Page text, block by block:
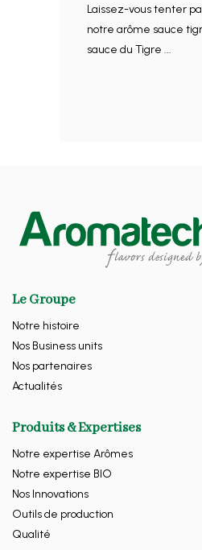
Laissez-vous tenter
notre arôme sauce
sauce du Tigre ...
Le Groupe
Notre histoire
Nos Business units
Nos partenaires
Actualités
Produits & Expertises
Notre expertise Arômes
Notre expertise BIO
Nos Innovations
Outils de production
Qualité